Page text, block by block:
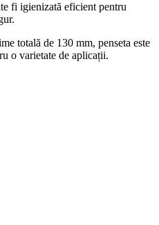
fi igienizată eficient pentru
totală de 130 mm, penseta este
o varietate de aplicații.